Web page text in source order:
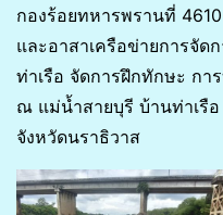
กองร้อยทหารพรานที่
และอาสาเครือข่ายการจัด
ท่าเรือ จัดการฝึกทักษะ ก
ณ แม่น้ำสายบุรี บ้านท่าเรือ
จังหวัดนราธิวาส